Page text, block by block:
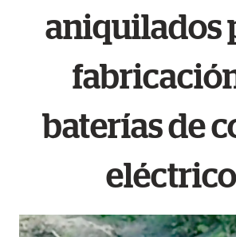
aniquilados
baterías de